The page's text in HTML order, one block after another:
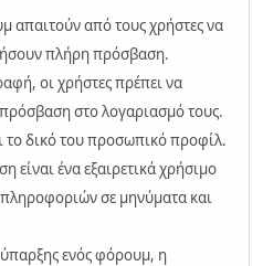
απαιτούν από τους χρήστες να
πλήρη πρόσβαση.
οι χρήστες πρέπει να
στο λογαριασμό τους.
το δικό του προσωπικό προφίλ.
είναι ένα εξαιρετικά χρήσιμο
πληροφοριών σε μηνύματα και
ενός φόρουμ, η